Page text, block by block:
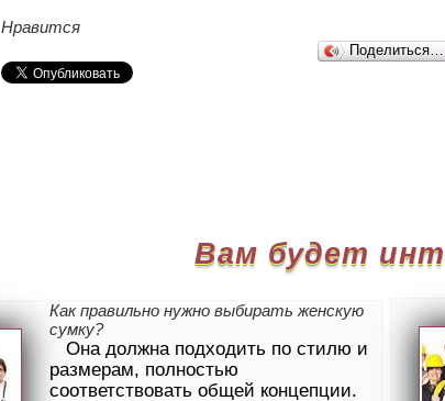
Нравится
Поделиться…
Вам будет
Как правильно нужно выбирать женскую
сумку?
Она должна подходить по стилю и
размерам, полностью
соответствовать общей концепции.